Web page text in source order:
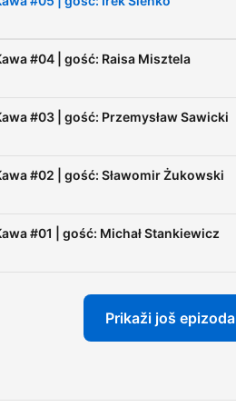
#04 | gość: Raisa Misztela
#03 | gość: Przemysław Sawicki
#02 | gość: Sławomir Żukowski
#01 | gość: Michał Stankiewicz
Prikaži još epizoda